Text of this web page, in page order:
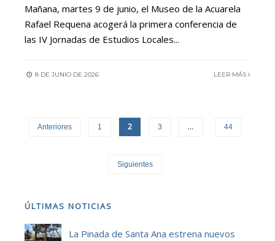
Mañana, martes 9 de junio, el Museo de la Acuarela
Rafael Requena acogerá la primera conferencia de
las IV Jornadas de Estudios Locales...
8 DE JUNIO DE 2026 LEER MÁS
Anteriores 1 2 3 … 44
Siguientes
ÚLTIMAS NOTICIAS
La Pinada de Santa Ana estrena nuevos